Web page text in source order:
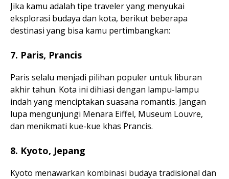
Jika kamu adalah tipe traveler yang menyukai
eksplorasi budaya dan kota, berikut beberapa
destinasi yang bisa kamu pertimbangkan:
7. Paris, Prancis
Paris selalu menjadi pilihan populer untuk liburan
akhir tahun. Kota ini dihiasi dengan lampu-lampu
indah yang menciptakan suasana romantis. Jangan
lupa mengunjungi Menara Eiffel, Museum Louvre,
dan menikmati kue-kue khas Prancis.
8. Kyoto, Jepang
Kyoto menawarkan kombinasi budaya tradisional dan